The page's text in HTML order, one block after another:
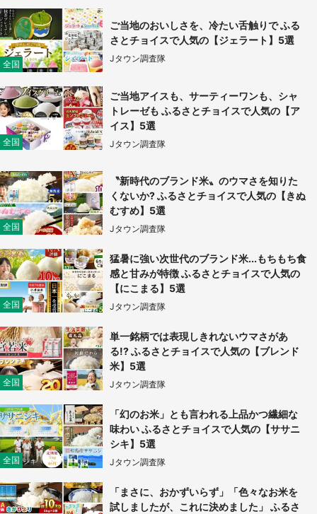
せて企画続々【7／31～】
もっとみる
全国
ご当地のおいしさを、冷たい舌触りで ふる
さとチョイスで人気の【ジェラート】5選
Jタウン調査隊
全国
ご当地アイスも、サーティーワンも、シャ
トレーゼも ふるさとチョイスで人気の【ア
イス】5選
Jタウン調査隊
全国
〝新時代のブランド米〟のウマさを知りた
くないか? ふるさとチョイスで人気の【きぬ
むすめ】5選
Jタウン調査隊
全国
猛暑に強い次世代のブランド米...もちもち食
感と甘みが特徴 ふるさとチョイスで人気の
【にこまる】5選
Jタウン調査隊
全国
単一銘柄では表現しきれないウマさがあ
る!? ふるさとチョイスで人気の【ブレンド
米】5選
Jタウン調査隊
全国
「幻のお米」とも言われる上品かつ繊細な
味わい ふるさとチョイスで人気の【ササニ
シキ】5選
Jタウン調査隊
「まさに、おかずいらず」「色々なお米を
試しましたが、これに決めました」 ふるさ